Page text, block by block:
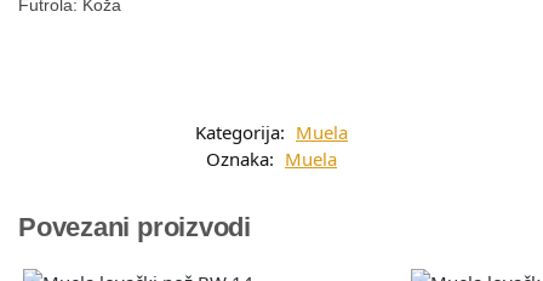
Futrola: Koža
Kategorija: Muela
Oznaka: Muela
Povezani proizvodi